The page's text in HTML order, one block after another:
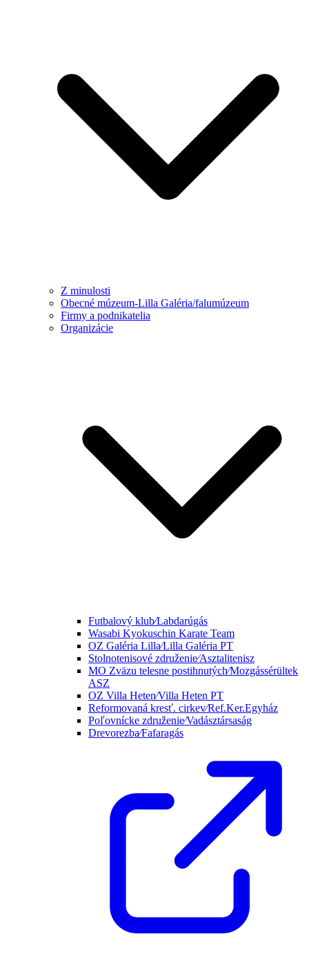
Z minulosti
Obecné múzeum-Lilla Galéria/falumúzeum
Firmy a podnikatelia
Organizácie
Futbalový klub⁄Labdarúgás
Wasabi Kyokuschin Karate Team
OZ Galéria Lilla⁄Lilla Galéria PT
Stolnotenisové združenie⁄Asztalitenisz
MO Zväzu telesne postihnutých⁄Mozgássérültek
ASZ
OZ Villa Heten⁄Villa Heten PT
Reformovaná kresť. cirkev⁄Ref.Ker.Egyház
Poľovnícke združenie⁄Vadásztársaság
Drevorezba⁄Fafaragás